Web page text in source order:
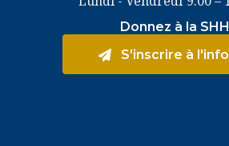
Donnez à la
S'inscrire à